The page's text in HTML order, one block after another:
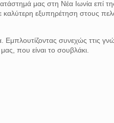
μας στη Νέα Ιωνία επί
εξυπηρέτηση στους
συνεχώς ττις
που είναι το σουβλάκι.